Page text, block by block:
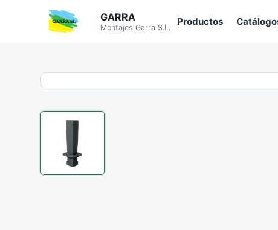
GARRA
Montajes Garra S.L.
Productos